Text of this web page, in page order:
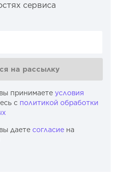
сервиса
на рассылку
принимаете условия
с политикой обработки
даете согласие на